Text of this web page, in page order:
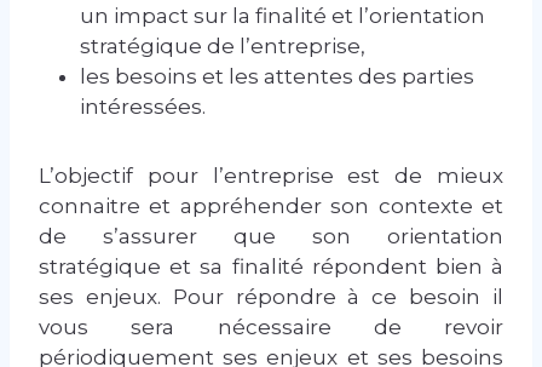
un impact sur la finalité et l’orientation
stratégique de l’entreprise,
les besoins et les attentes des parties
intéressées.
L’objectif pour l’entreprise est de mieux
connaitre et appréhender son contexte et
de s’assurer que son orientation
stratégique et sa finalité répondent bien à
ses enjeux. Pour répondre à ce besoin il
vous sera nécessaire de revoir
périodiquement ses enjeux et ses besoins